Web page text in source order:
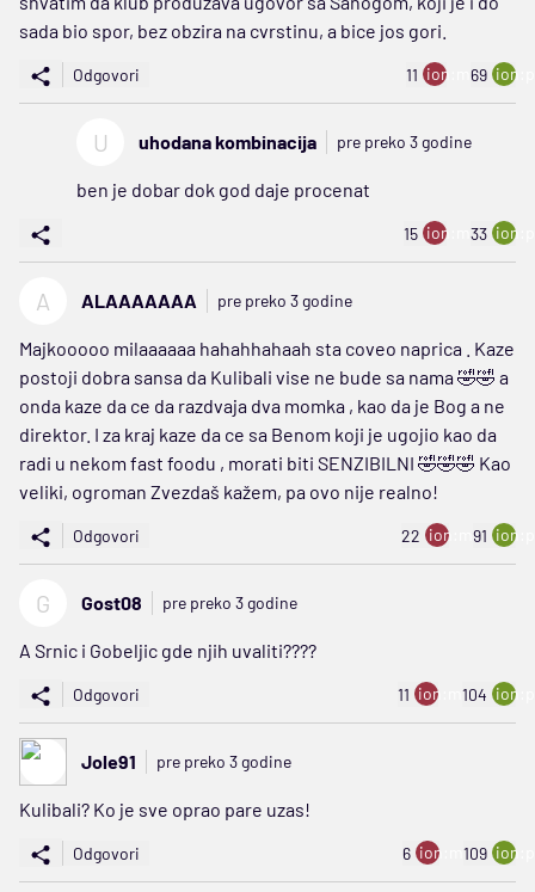
sada bio spor, bez obzira na cvrstinu, a bice jos gori.
Odgovori 11 ion:minus
69
U uhodana kombinacija pre preko 3 godine
ben je dobar dok god daje procenat
15 ion:minus
33
A ALAAAAAAA pre preko 3 godine
Majkooooo milaaaaaa hahahhahaah sta coveo naprica . Kaze
postoji dobra sansa da Kulibali vise ne bude sa nama 🤣🤣 a
onda kaze da ce da razdvaja dva momka , kao da je Bog a ne
direktor. I za kraj kaze da ce sa Benom koji je ugojio kao da
radi u nekom fast foodu , morati biti SENZIBILNI 🤣🤣🤣 Kao
veliki, ogroman Zvezdaš kažem, pa ovo nije realno!
Odgovori 22 ion:minus
91
G Gost08 pre preko 3 godine
A Srnic i Gobeljic gde njih uvaliti????
Odgovori 11 ion:minus
104
Jole91 pre preko 3 godine
Kulibali? Ko je sve oprao pare uzas!
Odgovori 6 ion:minus
109